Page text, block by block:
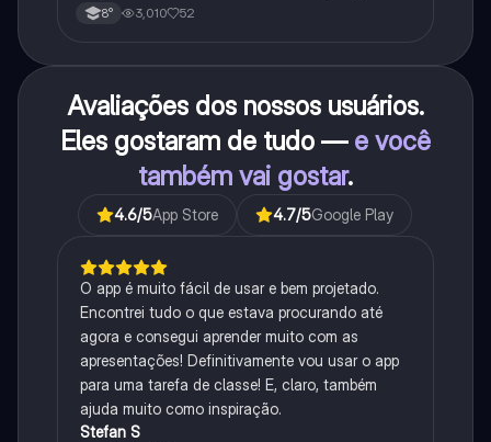
8° 3,010 52
Avaliações dos nossos usuários.
Eles gostaram de tudo — e você
também vai gostar.
4.6/5App Store 4.7/5Google Play
O app é muito fácil de usar e bem projetado.
Encontrei tudo o que estava procurando até
agora e consegui aprender muito com as
apresentações! Definitivamente vou usar o app
para uma tarefa de classe! E, claro, também
ajuda muito como inspiração.
Stefan S